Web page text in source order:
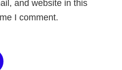
and website in this
I comment.